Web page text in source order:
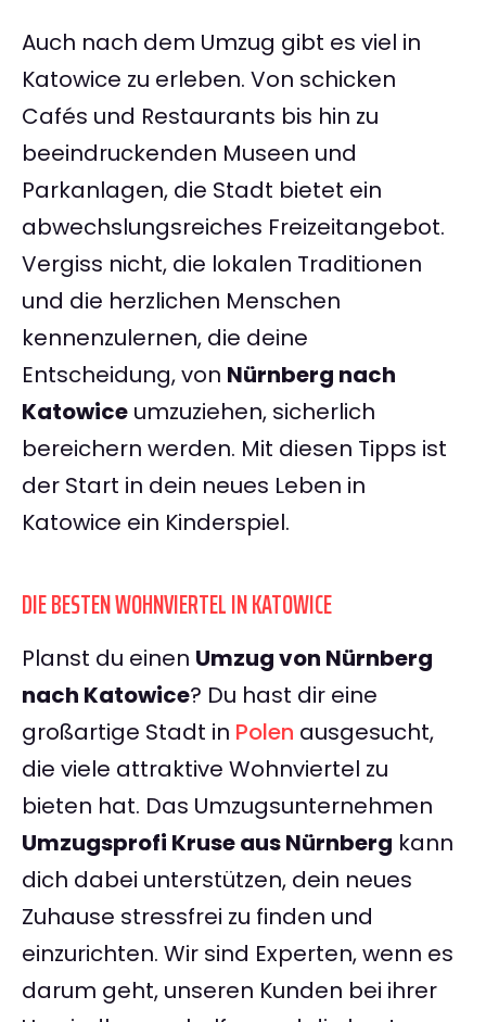
Auch nach dem Umzug gibt es viel in
Katowice zu erleben. Von schicken
Cafés und Restaurants bis hin zu
beeindruckenden Museen und
Parkanlagen, die Stadt bietet ein
abwechslungsreiches Freizeitangebot.
Vergiss nicht, die lokalen Traditionen
und die herzlichen Menschen
kennenzulernen, die deine
Entscheidung, von Nürnberg nach
Katowice umzuziehen, sicherlich
bereichern werden. Mit diesen Tipps ist
der Start in dein neues Leben in
Katowice ein Kinderspiel.
DIE BESTEN WOHNVIERTEL IN KATOWICE
Planst du einen Umzug von Nürnberg
nach Katowice? Du hast dir eine
großartige Stadt in Polen ausgesucht,
die viele attraktive Wohnviertel zu
bieten hat. Das Umzugsunternehmen
Umzugsprofi Kruse aus Nürnberg kann
dich dabei unterstützen, dein neues
Zuhause stressfrei zu finden und
einzurichten. Wir sind Experten, wenn es
darum geht, unseren Kunden bei ihrer